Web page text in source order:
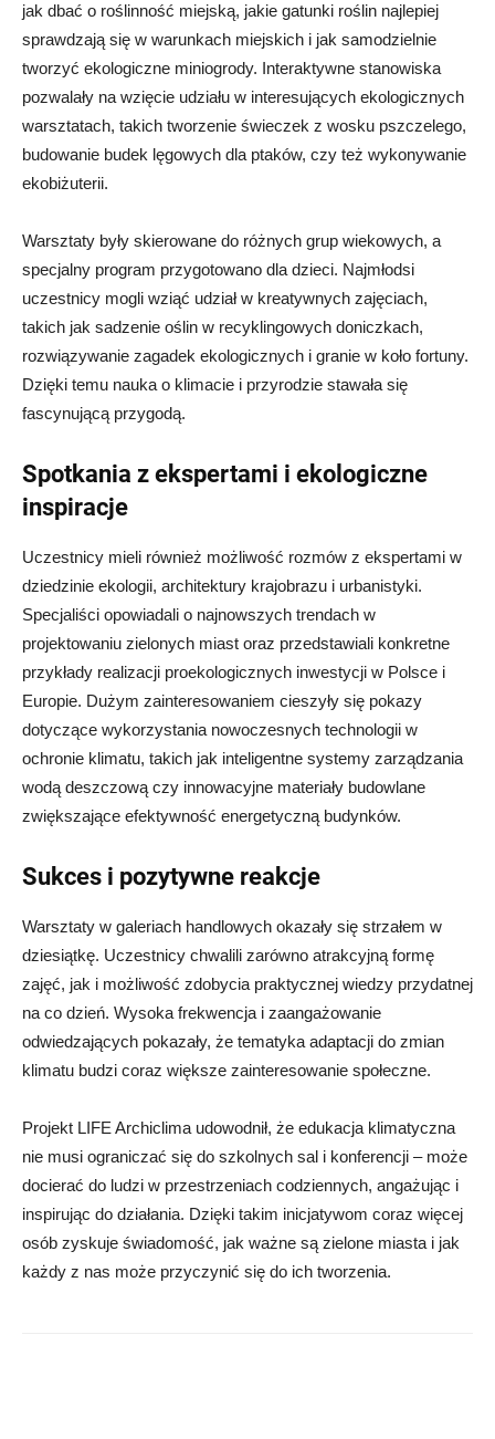
jak dbać o roślinność miejską, jakie gatunki roślin najlepiej
sprawdzają się w warunkach miejskich i jak samodzielnie
tworzyć ekologiczne miniogrody. Interaktywne stanowiska
pozwalały na wzięcie udziału w interesujących ekologicznych
warsztatach, takich tworzenie świeczek z wosku pszczelego,
budowanie budek lęgowych dla ptaków, czy też wykonywanie
ekobiżuterii.
Warsztaty były skierowane do różnych grup wiekowych, a
specjalny program przygotowano dla dzieci. Najmłodsi
uczestnicy mogli wziąć udział w kreatywnych zajęciach,
takich jak sadzenie oślin w recyklingowych doniczkach,
rozwiązywanie zagadek ekologicznych i granie w koło fortuny.
Dzięki temu nauka o klimacie i przyrodzie stawała się
fascynującą przygodą.
Spotkania z ekspertami i ekologiczne
inspiracje
Uczestnicy mieli również możliwość rozmów z ekspertami w
dziedzinie ekologii, architektury krajobrazu i urbanistyki.
Specjaliści opowiadali o najnowszych trendach w
projektowaniu zielonych miast oraz przedstawiali konkretne
przykłady realizacji proekologicznych inwestycji w Polsce i
Europie. Dużym zainteresowaniem cieszyły się pokazy
dotyczące wykorzystania nowoczesnych technologii w
ochronie klimatu, takich jak inteligentne systemy zarządzania
wodą deszczową czy innowacyjne materiały budowlane
zwiększające efektywność energetyczną budynków.
Sukces i pozytywne reakcje
Warsztaty w galeriach handlowych okazały się strzałem w
dziesiątkę. Uczestnicy chwalili zarówno atrakcyjną formę
zajęć, jak i możliwość zdobycia praktycznej wiedzy przydatnej
na co dzień. Wysoka frekwencja i zaangażowanie
odwiedzających pokazały, że tematyka adaptacji do zmian
klimatu budzi coraz większe zainteresowanie społeczne.
Projekt LIFE Archiclima udowodnił, że edukacja klimatyczna
nie musi ograniczać się do szkolnych sal i konferencji – może
docierać do ludzi w przestrzeniach codziennych, angażując i
inspirując do działania. Dzięki takim inicjatywom coraz więcej
osób zyskuje świadomość, jak ważne są zielone miasta i jak
każdy z nas może przyczynić się do ich tworzenia.